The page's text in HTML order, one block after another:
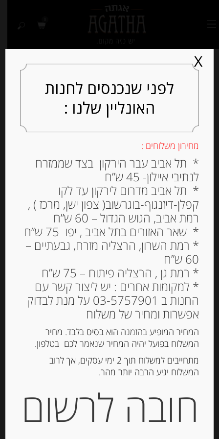
Out of
שוקולד מריר בלגי עם תפוז
85 גרם של CAFE TASSE
₪ 26.00
מחיר ל 100 גרם: 30.58 ש"ח
המלאי אזל
מק"ט:400219517200
תיאור
לפני שנכנסים לחנות
האונליין שלנו :
מחירון משלוחים :
* תל אביב עבר הירקון בצד שממזרח
לנתיבי איילון- 45 ש”ח
* תל אביב מדרום לירקון עד לקו
קפלן-דיזנגוף-בוגרשוב( צפון ישן, מרכז ) ,
רמת אביב, הגוש הגדול – 60 ש”ח
* שאר האזורים בתל אביב , יפו 75 ש”ח
* רמת השרון, הרצליה מזרח, גבעתיים –
60 ש”ח
* רמת גן , הרצליה פיתוח – 75 ש”ח
* למקומות אחרים : יש ליצור קשר עם
החנות ב 03-5757901 על מנת לבדוק
אפשרות ומחיר של משלוח
המחיר המופיע בהזמנה הוא בסיס בלבד. מחיר
המשלוח בפועל יהיה המחיר שנאמר לכם בטלפון.
מתחייבים למשלוח תוך 2 ימי עסקים, אך לרוב
המשלוח יגיע הרבה יותר מהר.
חובה לרשום
X